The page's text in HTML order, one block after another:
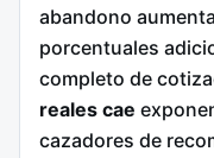
abandono
porcentuales
completo de
reales cae
cazadores de